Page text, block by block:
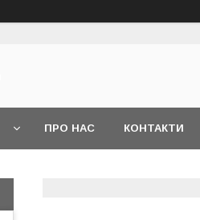
ПРО НАС КОНТАКТИ